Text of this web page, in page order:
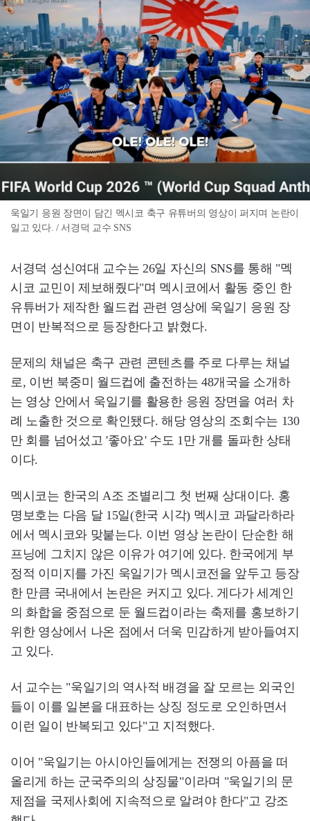
욱일기 응원 장면이 담긴 멕시코 축구 유튜버의 영상이 퍼지며 논란이
일고 있다. / 서경덕 교수 SNS
서경덕 성신여대 교수는 26일 자신의 SNS를 통해 "멕
시코 교민이 제보해줬다"며 멕시코에서 활동 중인 한
유튜버가 제작한 월드컵 관련 영상에 욱일기 응원 장
면이 반복적으로 등장한다고 밝혔다.
문제의 채널은 축구 관련 콘텐츠를 주로 다루는 채널
로, 이번 북중미 월드컵에 출전하는 48개국을 소개하
는 영상 안에서 욱일기를 활용한 응원 장면을 여러 차
례 노출한 것으로 확인됐다. 해당 영상의 조회수는 130
만 회를 넘어섰고 '좋아요' 수도 1만 개를 돌파한 상태
이다.
멕시코는 한국의 A조 조별리그 첫 번째 상대이다. 홍
명보호는 다음 달 15일(한국 시각) 멕시코 과달라하라
에서 멕시코와 맞붙는다. 이번 영상 논란이 단순한 해
프닝에 그치지 않은 이유가 여기에 있다. 한국에게 부
정적 이미지를 가진 욱일기가 멕시코전을 앞두고 등장
한 만큼 국내에서 논란은 커지고 있다. 게다가 세계인
의 화합을 중점으로 둔 월드컵이라는 축제를 홍보하기
위한 영상에서 나온 점에서 더욱 민감하게 받아들여지
고 있다.
서 교수는 "욱일기의 역사적 배경을 잘 모르는 외국인
들이 이를 일본을 대표하는 상징 정도로 오인하면서
이런 일이 반복되고 있다"고 지적했다.
이어 "욱일기는 아시아인들에게는 전쟁의 아픔을 떠
올리게 하는 군국주의의 상징물"이라며 "욱일기의 문
제점을 국제사회에 지속적으로 알려야 한다"고 강조